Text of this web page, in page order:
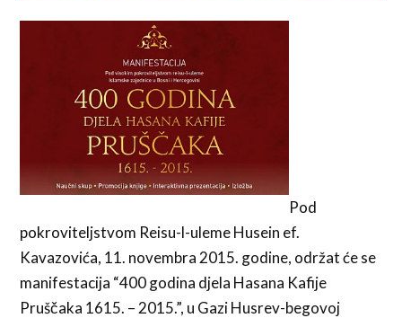
Pod
pokroviteljstvom Reisu-l-uleme Husein ef.
Kavazovića, 11. novembra 2015. godine, održat će se
manifestacija “400 godina djela Hasana Kafije
Pruščaka 1615. – 2015.”, u Gazi Husrev-begovoj